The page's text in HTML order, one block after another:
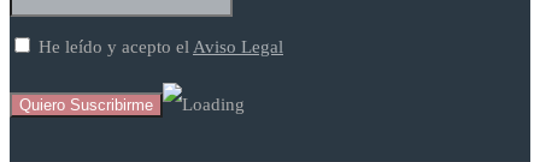
He leído y acepto elAviso Legal